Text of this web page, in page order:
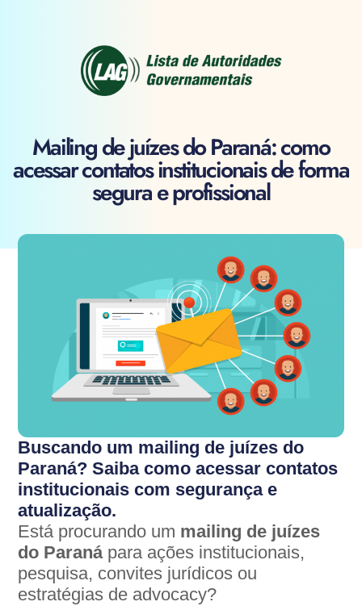
Mailing de juízes do Paraná: como
acessar contatos institucionais de forma
segura e profissional
Buscando um mailing de juízes do
Paraná? Saiba como acessar contatos
institucionais com segurança e
atualização.
Está procurando um mailing de juízes
do Paranápara ações institucionais,
pesquisa, convites jurídicos ou
estratégias de advocacy?